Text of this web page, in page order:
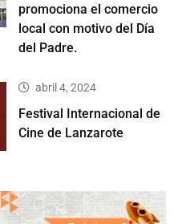
promociona el comercio
local con motivo del Día
del Padre.
abril 4, 2024
Festival Internacional de
Cine de Lanzarote